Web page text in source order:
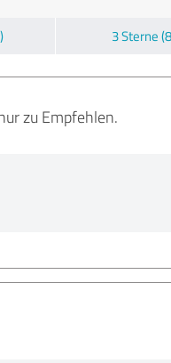
3 Sterne
zu Empfehlen.